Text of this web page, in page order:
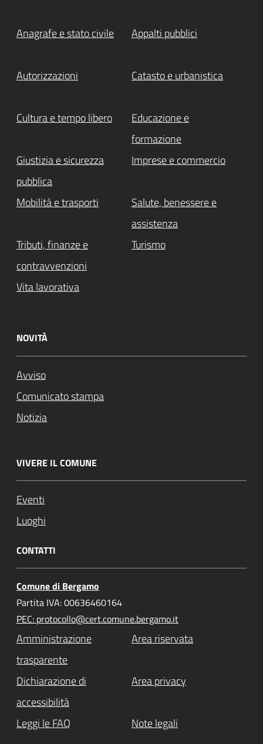
Anagrafe e stato civile Appalti pubblici
Autorizzazioni Catasto e urbanistica
Cultura e tempo libero
Educazione e
formazione
Giustizia e sicurezza
pubblica
Imprese e commercio
Mobilità e trasporti
Salute, benessere e
assistenza
Tributi, finanze e
contravvenzioni
Turismo
Vita lavorativa
NOVITÀ
Avviso
Comunicato stampa
Notizia
VIVERE IL COMUNE
Eventi
Luoghi
CONTATTI
Comune di Bergamo
Partita IVA: 00636460164
PEC: protocollo@cert.comune.bergamo.it
Amministrazione
trasparente
Area riservata
Dichiarazione di
accessibilità
Area privacy
Leggi le FAQ Note legali